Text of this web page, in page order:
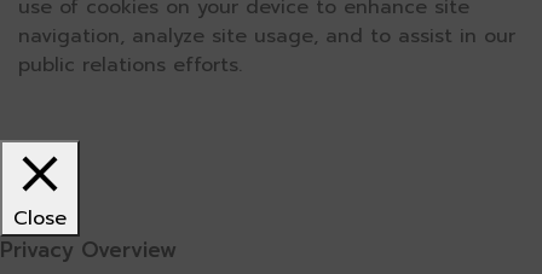
use of cookies on your device to enhance site
navigation, analyze site usage, and to assist in our
public relations efforts.
Close
Privacy Overview